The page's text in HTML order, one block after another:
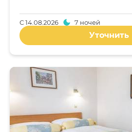
С14.08.2026 7 ночей
Уточнить